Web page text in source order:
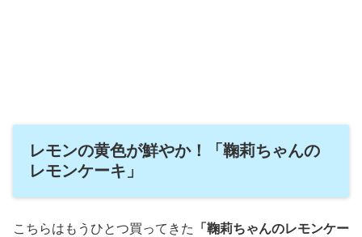
レモンの黄色が鮮やか！「鞠莉ちゃんの
レモンケーキ」
こちらはもうひとつ買ってきた
「鞠莉ちゃんのレモンケー